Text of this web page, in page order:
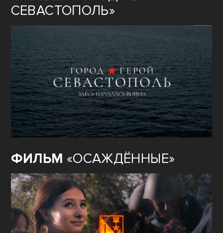
СЕВАСТОПОЛЬ»
ФИЛЬМ «ОСАЖДЁННЫЕ»